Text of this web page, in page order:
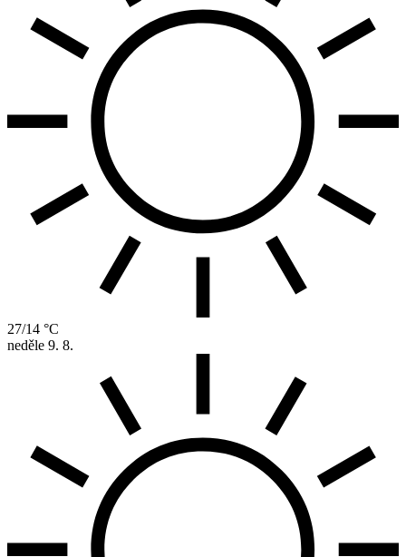
27/14 °C
neděle 9. 8.